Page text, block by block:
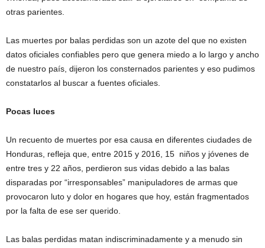
otras parientes.
Las muertes por balas perdidas son un azote del que no existen
datos oficiales confiables pero que genera miedo a lo largo y ancho
de nuestro país, dijeron los consternados parientes y eso pudimos
constatarlos al buscar a fuentes oficiales.
Pocas luces
Un recuento de muertes por esa causa en diferentes ciudades de
Honduras, refleja que, entre 2015 y 2016, 15 niños y jóvenes de
entre tres y 22 años, perdieron sus vidas debido a las balas
disparadas por “irresponsables” manipuladores de armas que
provocaron luto y dolor en hogares que hoy, están fragmentados
por la falta de ese ser querido.
Las balas perdidas matan indiscriminadamente y a menudo sin